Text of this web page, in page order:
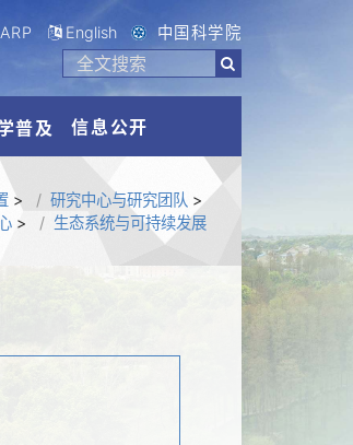
ARP English 中国科学院
普及 信息公开
> 研究中心与研究团队 >
> 生态系统与可持续发展